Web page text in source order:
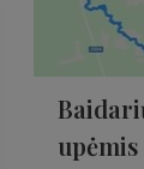
upėmis